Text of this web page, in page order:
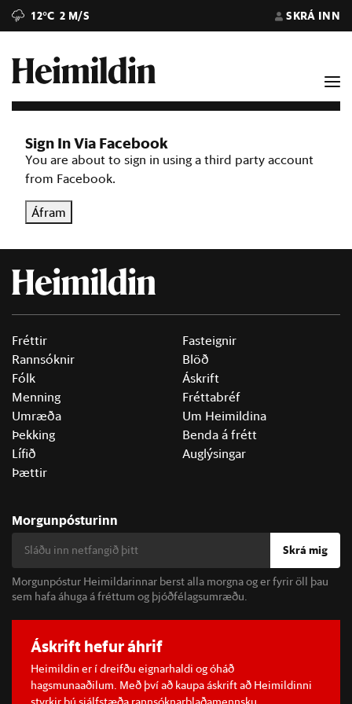
12°C 2 M/S SKRÁ INN
Sign In Via Facebook
You are about to sign in using a third party account
from Facebook.
Áfram
Fréttir
Rannsóknir
Fólk
Menning
Umræða
Þekking
Lífið
Þættir
Fasteignir
Blöð
Áskrift
Fréttabréf
Um Heimildina
Benda á frétt
Auglýsingar
Morgunpósturinn
Skrá mig
Morgunpóstur Heimildarinnar berst alla morgna og er fyrir öll þau
sem hafa áhuga á fréttum og þjóðfélagsumræðu.
Áskrift hefur áhrif
Heimildin er í dreifðu eignarhaldi og óháð
hagsmunaaðilum. Með því að kaupa áskrift að Heimildinni